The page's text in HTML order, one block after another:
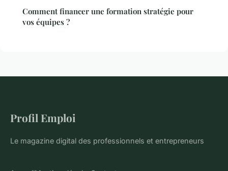
Comment financer une formation stratégie pour
vos équipes ?
Profil Emploi
Le magazine digital des professionnels et entrepreneurs